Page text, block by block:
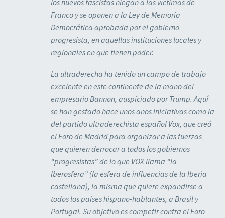
los nuevos fascistas niegan a las víctimas de
Franco y se oponen a la Ley de Memoria
Democrática aprobada por el gobierno
progresista, en aquellas instituciones locales y
regionales en que tienen poder.
La ultraderecha ha tenido un campo de trabajo
excelente en este continente de la mano del
empresario Bannon, auspiciado por Trump. Aquí
se han gestado hace unos años iniciativas como la
del partido ultraderechista español Vox, que creó
el Foro de Madrid para organizar a las fuerzas
que quieren derrocar a todos los gobiernos
“progresistas” de lo que VOX llama “la
Iberosfera” (la esfera de influencias de la Iberia
castellana), la misma que quiere expandirse a
todos los países hispano-hablantes, a Brasil y
Portugal. Su objetivo es competir contra el Foro